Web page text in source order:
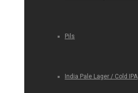
Pils
India Pale Lager / Cold IPA